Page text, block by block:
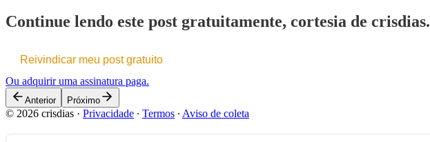
Continue lendo este post gratuitamente, cortesia de crisdias.
Reivindicar meu post gratuito
Ou adquirir uma assinatura paga.
Anterior Próximo
© 2026 crisdias · Privacidade ∙ Termos ∙ Aviso de coleta